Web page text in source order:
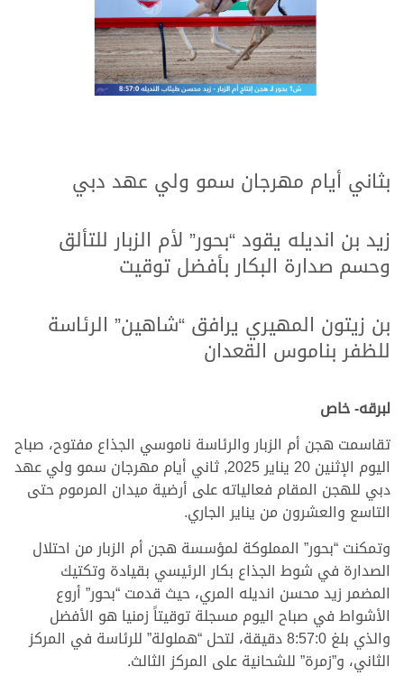
بثاني أيام مهرجان سمو ولي عهد دبي
زيد بن انديله يقود “بحور” لأم الزبار للتألق
وحسم صدارة البكار بأفضل توقيت
بن زيتون المهيري يرافق “شاهين” الرئاسة
للظفر بناموس القعدان
لبرقه- خاص
تقاسمت هجن أم الزبار والرئاسة ناموسي الجذاع مفتوح، صباح
اليوم الإثنين 20 يناير 2025, ثاني أيام مهرجان سمو ولي عهد
دبي للهجن المقام فعالياته على أرضية ميدان المرموم حتى
التاسع والعشرون من يناير الجاري.
وتمكنت “بحور” المملوكة لمؤسسة هجن أم الزبار من احتلال
الصدارة في شوط الجذاع بكار الرئيسي بقيادة وتكتيك
المضمر زيد محسن انديله المري، حيث قدمت “بحور” أروع
الأشواط في صباح اليوم مسجلة توقيتاً زمنيا هو الأفضل
والذي بلغ 8:57:0 دقيقة، لتحل “هملولة” للرئاسة في المركز
الثاني، و”زمرة” للشحانية على المركز الثالث.